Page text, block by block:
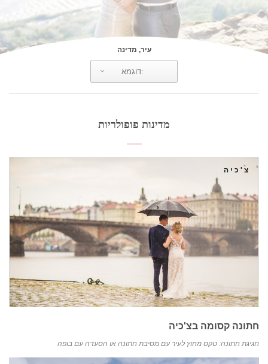
עִיר, מדינה
מדינות פופולריות
צ'כיה
חתונה קסומה בצ'כיה
חגיגת חתונה: טקס מחוץ לעיר עם מסיבת חתונה או הסעדה עם בופה